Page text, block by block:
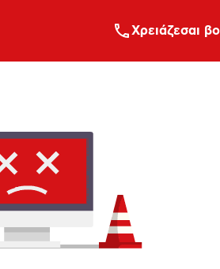
Xρειάζεσαι